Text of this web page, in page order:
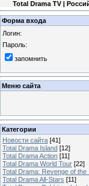
Total Drama TV |
Форма входа
Логин:
Пароль:
запомнить
Меню сайта
Категории
Новости сайта [41]
Total Drama Island [12]
Total Drama Action [11]
Total Drama World Tour [22]
Total Drama: Revenge of the
Total Drama All-Stars [11]